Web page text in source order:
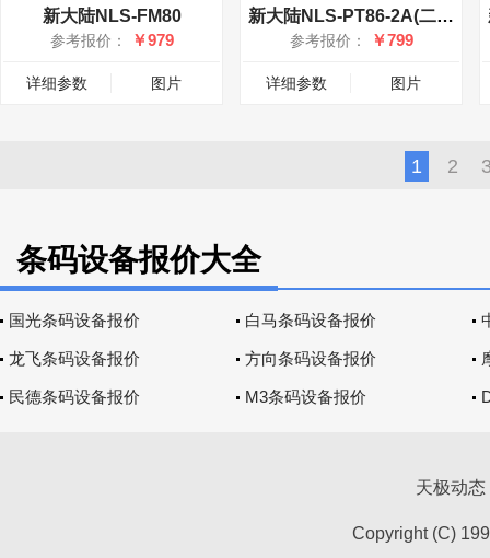
新大陆NLS-FM80
参考报价： ￥979
详细参数 图片
新大陆NLS-PT86-2A(二维)
参考报价： ￥799
详细参数 图片
1 2
条码设备报价大全
国光条码设备报价 白马条码设备报价
龙飞条码设备报价 方向条码设备报价
民德条码设备报价 M3条码设备报价
天极动态
Copyright (C)